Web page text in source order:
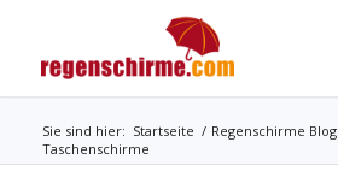
Sie sind hier: Startseite / Regenschirme Blog
Taschenschirme